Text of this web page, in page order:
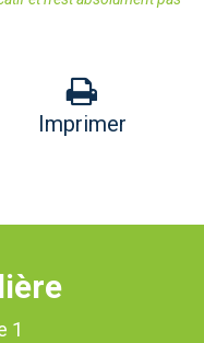
Imprimer
1